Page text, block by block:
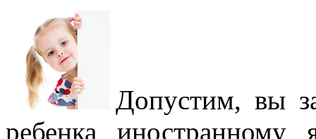
Допустим, вы
ребенка